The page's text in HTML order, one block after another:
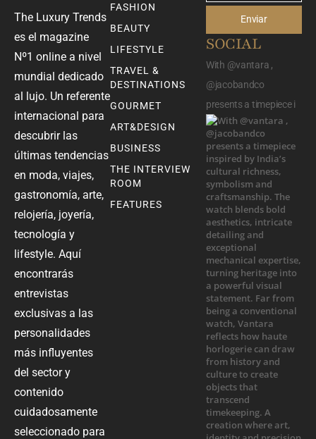
The Luxury Trends
es el magazine
Nº1 online a nivel
mundial dedicado
al lujo. Un referente
internacional para
descubrir las
últimas tendencias
en moda, viajes,
gastronomía, arte,
relojería, joyería,
tecnología y
lifestyle. Aquí
encontrarás
entrevistas
exclusivas a las
personalidades
más influyentes
del sector y
contenido
cuidadosamente
seleccionado para
FASHION
BEAUTY
LIFESTYLE
TRAVEL &
DESTINATIONS
GOURMET
ART&DESIGN
BUSINESS
THE INTERVIEW
ROOM
FEATURES
Enviar
SOCIAL
With @vantara ,
@jacobandco
presents a timepiece i